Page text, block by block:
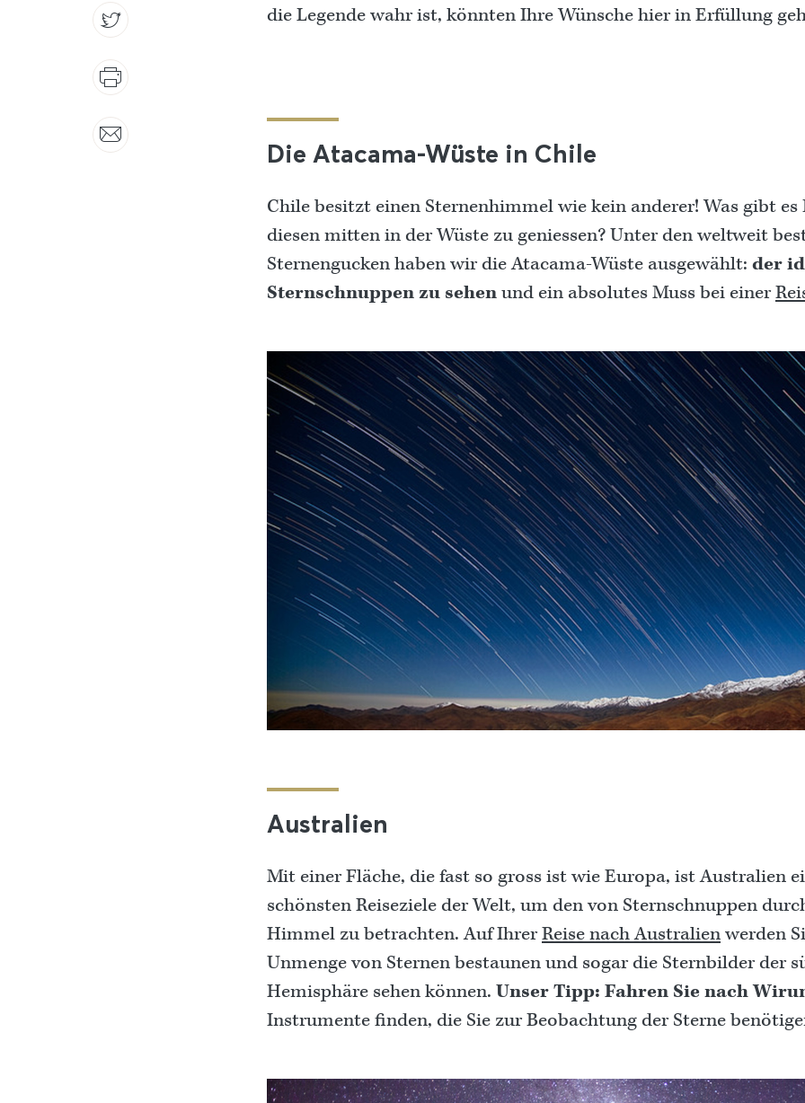
die Legende wahr ist, könnten Ihre Wünsche hier in Erfüllung
Die Atacama-Wüste in Chile
Chile besitzt einen Sternenhimmel wie kein anderer! Was gibt es
diesen mitten in der Wüste zu geniessen? Unter den weltweit
Sternengucken haben wir die Atacama-Wüste ausgewählt: der
Sternschnuppen zu sehenund ein absolutes Muss bei einer
Australien
Mit einer Fläche, die fast so gross ist wie Europa, ist Australien
schönsten Reiseziele der Welt, um den von Sternschnuppen
Himmel zu betrachten. Auf IhrerReise nach Australienwerden
Unmenge von Sternen bestaunen und sogar die Sternbilder der
Hemisphäre sehen können. Unser Tipp: Fahren Sie nach
Instrumente finden, die Sie zur Beobachtung der Sterne